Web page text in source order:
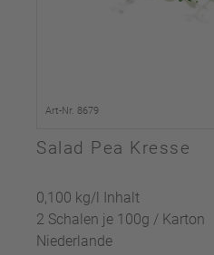
Art-Nr. 8679
Salad Pea Kresse
0,100 kg/l Inhalt
2 Schalen je 100g / Karton
Niederlande